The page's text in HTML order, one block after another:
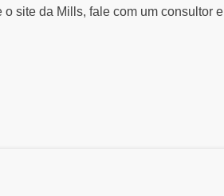
o site da Mills, fale com um consultor e